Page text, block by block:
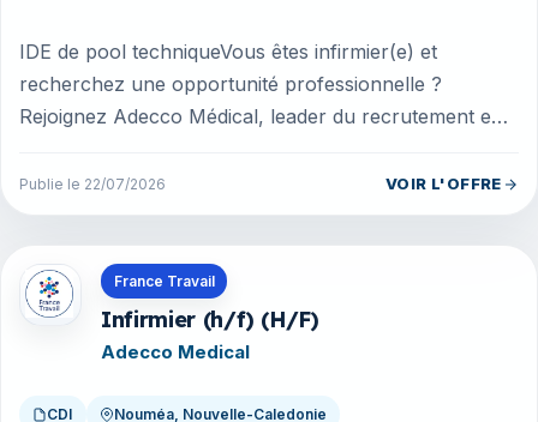
IDE de pool techniqueVous êtes infirmier(e) et
recherchez une opportunité professionnelle ?
Rejoignez Adecco Médical, leader du recrutement en
Publie le 22/07/2026 VOIR L'OFFRE
France Travail
Infirmier (h/f) (H/F)
Adecco Medical
CDI Nouméa, Nouvelle-Caledonie
Offres en Nouvelle-Caledonie